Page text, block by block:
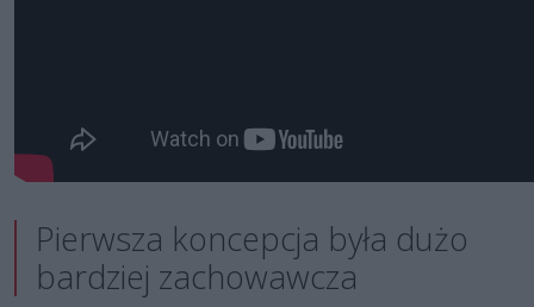
Pierwsza koncepcja była dużo
bardziej zachowawcza